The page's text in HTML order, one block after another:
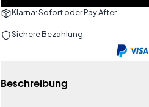
Klarna: Sofort oder Pay After.
Sichere Bezahlung
Beschreibung